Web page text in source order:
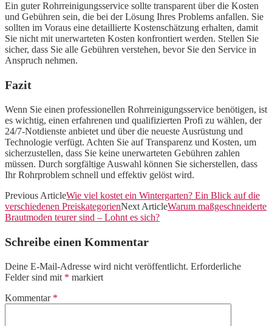
Ein guter Rohrreinigungsservice sollte transparent über die Kosten
und Gebühren sein, die bei der Lösung Ihres Problems anfallen. Sie
sollten im Voraus eine detaillierte Kostenschätzung erhalten, damit
Sie nicht mit unerwarteten Kosten konfrontiert werden. Stellen Sie
sicher, dass Sie alle Gebühren verstehen, bevor Sie den Service in
Anspruch nehmen.
Fazit
Wenn Sie einen professionellen Rohrreinigungsservice benötigen, ist
es wichtig, einen erfahrenen und qualifizierten Profi zu wählen, der
24/7-Notdienste anbietet und über die neueste Ausrüstung und
Technologie verfügt. Achten Sie auf Transparenz und Kosten, um
sicherzustellen, dass Sie keine unerwarteten Gebühren zahlen
müssen. Durch sorgfältige Auswahl können Sie sicherstellen, dass
Ihr Rohrproblem schnell und effektiv gelöst wird.
Previous ArticleWie viel kostet ein Wintergarten? Ein Blick auf die
verschiedenen PreiskategorienNext ArticleWarum maßgeschneiderte
Brautmoden teurer sind – Lohnt es sich?
Schreibe einen Kommentar
Deine E-Mail-Adresse wird nicht veröffentlicht. Erforderliche
Felder sind mit * markiert
Kommentar *